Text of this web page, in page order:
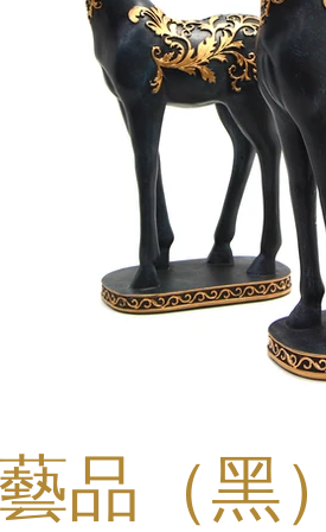
品（黑）